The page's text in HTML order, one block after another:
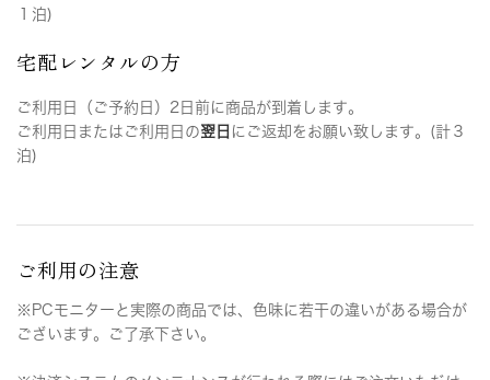
１泊)
宅配レンタルの方
ご利用日（ご予約日）2日前に商品が到着します。
ご利用日またはご利用日の翌日 にご返却をお願い致します。(計３
泊)
ご利用の注意
※PCモニターと実際の商品では、色味に若干の違いがある場合が
ございます。ご了承下さい。